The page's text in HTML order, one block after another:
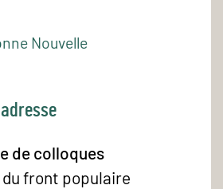
Nouvelle
de colloques
du front populaire